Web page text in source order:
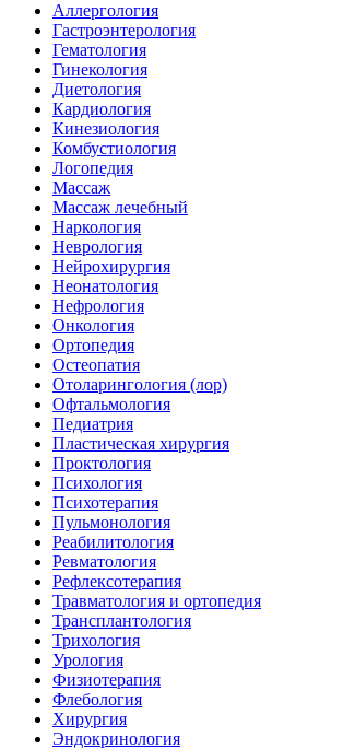
Аллергология
Гастроэнтерология
Гематология
Гинекология
Диетология
Кардиология
Кинезиология
Комбустиология
Логопедия
Массаж
Массаж лечебный
Наркология
Неврология
Нейрохирургия
Неонатология
Нефрология
Онкология
Ортопедия
Остеопатия
Отоларингология (лор)
Офтальмология
Педиатрия
Пластическая хирургия
Проктология
Психология
Психотерапия
Пульмонология
Реабилитология
Ревматология
Рефлексотерапия
Травматология и ортопедия
Трансплантология
Трихология
Урология
Физиотерапия
Флебология
Хирургия
Эндокринология